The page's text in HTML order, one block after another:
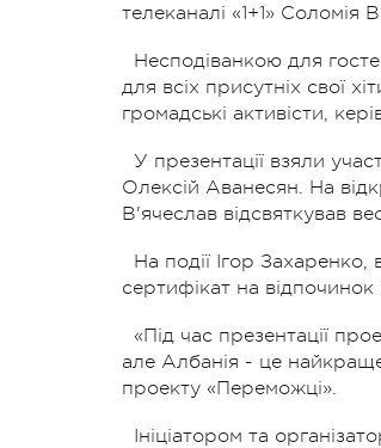
телеканалі «1+1» Соломія
Несподіванкою для
для всіх присутніх свої
громадські активісти,
У презентації взяли
Олексій Аванесян. На
В'ячеслав відсвяткував
На події Ігор
сертифікат на
«Під час презентації
але Албанія - це найкраще
проекту «Переможці».
Ініціатором та